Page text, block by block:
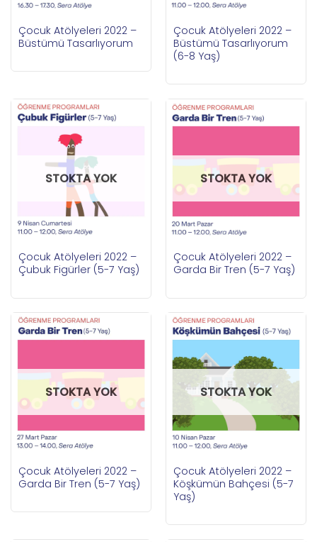
Çocuk Atölyeleri 2022 –
Büstümü Tasarlıyorum
Çocuk Atölyeleri 2022 –
Büstümü Tasarlıyorum
(6-8 Yaş)
STOKTA YOK
Çocuk Atölyeleri 2022 –
Çubuk Figürler (5-7 Yaş)
STOKTA YOK
Çocuk Atölyeleri 2022 –
Garda Bir Tren (5-7 Yaş)
STOKTA YOK
Çocuk Atölyeleri 2022 –
Garda Bir Tren (5-7 Yaş)
STOKTA YOK
Çocuk Atölyeleri 2022 –
Köşkümün Bahçesi (5-7
Yaş)